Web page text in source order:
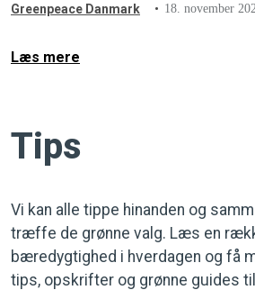
Greenpeace Danmark 18. november
Læs mere
Tips
Vi kan alle tippe hinanden og
træffe de grønne valg. Læs en
bæredygtighed i hverdagen og få
tips, opskrifter og grønne guides